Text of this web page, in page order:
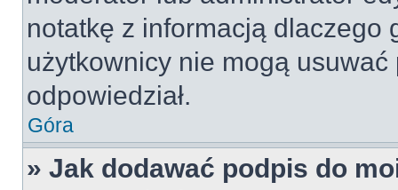
notatkę z informacją dlaczego
użytkownicy nie mogą
odpowiedział.
Góra
» Jak dodawać podpis do